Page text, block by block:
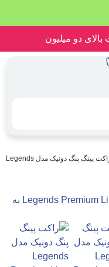
/ راکت پینگ پنگ دونیک مدل Legends